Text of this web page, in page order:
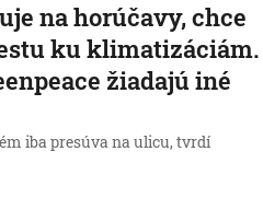
na horúčavy, chce
ku klimatizáciám.
žiadajú iné
iba presúva na ulicu, tvrdí